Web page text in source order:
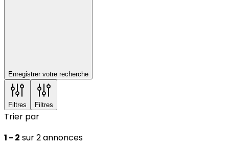
Enregistrer votre recherche
Filtres Filtres
Trier par
1 - 2 sur 2 annonces